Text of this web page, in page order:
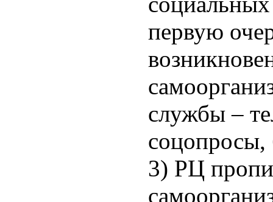
первую
службы –
соцопросы,
3) РЦ